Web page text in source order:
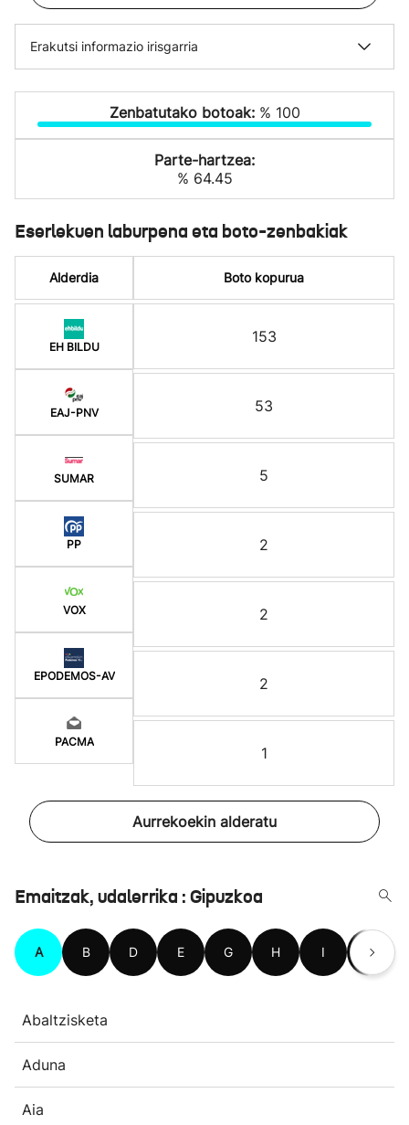
Erakutsi informazio irisgarria
Zenbatutako botoak: % 100
Parte-hartzea:
% 64.45
Eserlekuen laburpena eta boto-zenbakiak
Alderdia
EH BILDU
EAJ-PNV
SUMAR
PP
VOX
EPODEMOS-AV
PACMA
Boto kopurua
153
53
5
2
2
2
1
Aurrekoekin alderatu
Emaitzak, udalerrika : Gipuzkoa
A B D E G H I L
Abaltzisketa
Aduna
Aia